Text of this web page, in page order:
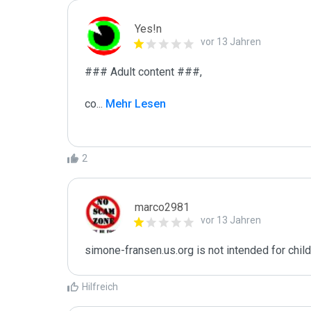
Yes!n
vor 13 Jahren
### Adult content ###,
co... Mehr Lesen
2
marco2981
vor 13 Jahren
simone-fransen.us.org is not intended for
Hilfreich